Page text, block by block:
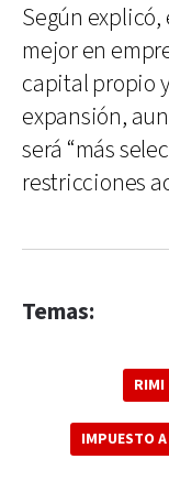
Según
mejor en
capital propio
expansión,
será “más
restricciones
Temas:
RIMI
IMPUESTO